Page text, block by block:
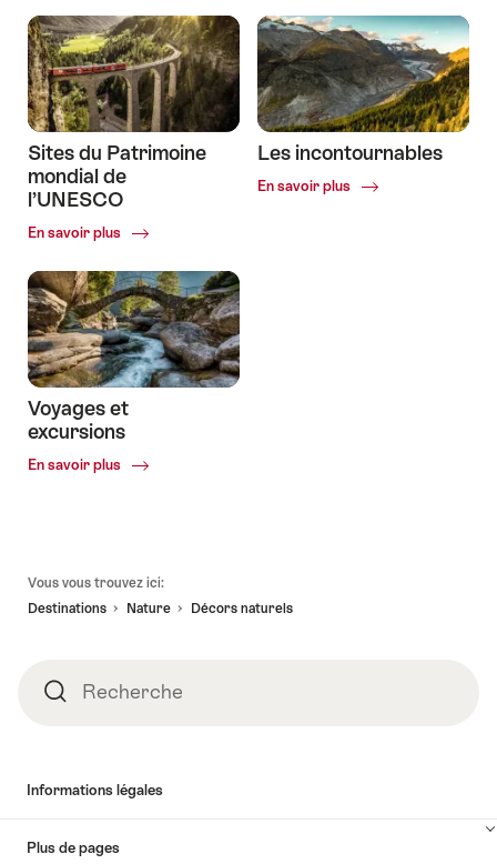
Sites du Patrimoine
mondial de
l’UNESCO
En savoir plus
Common.Of
du
Patrimoine
mondial
de
l’UNESCO
Les incontournables
En savoir plus
Common.Of
Voyages et
excursions
En savoir plus
Common.Of
Vous vous trouvez ici:
Destinations
Nature Décors naturels
RechercheRecherche
Informations légales
Plus de pages